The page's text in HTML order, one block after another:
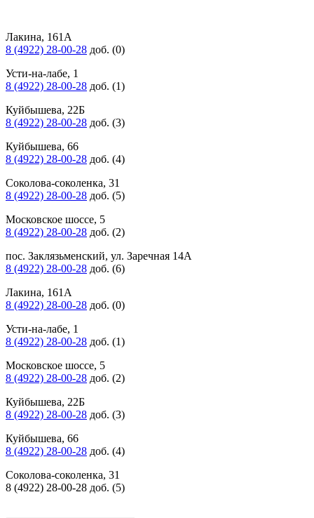
Лакина, 161А
8 (4922) 28-00-28 доб. (0)
Усти-на-лабе, 1
8 (4922) 28-00-28 доб. (1)
Куйбышева, 22Б
8 (4922) 28-00-28 доб. (3)
Куйбышева, 66
8 (4922) 28-00-28 доб. (4)
Соколова-соколенка, 31
8 (4922) 28-00-28 доб. (5)
Московское шоссе, 5
8 (4922) 28-00-28 доб. (2)
пос. Заклязьменский, ул. Заречная 14А
8 (4922) 28-00-28 доб. (6)
Лакина, 161А
8 (4922) 28-00-28 доб. (0)
Усти-на-лабе, 1
8 (4922) 28-00-28 доб. (1)
Московское шоссе, 5
8 (4922) 28-00-28 доб. (2)
Куйбышева, 22Б
8 (4922) 28-00-28 доб. (3)
Куйбышева, 66
8 (4922) 28-00-28 доб. (4)
Соколова-соколенка, 31
8 (4922) 28-00-28 доб. (5)